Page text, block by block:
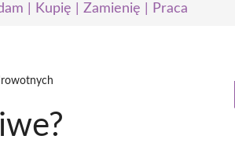
| Kupię | Zamienię | Praca